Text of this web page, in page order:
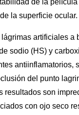
de la
la superficie ocular.
lágrimas artificiales a
sodio (HS) y
antiinflamatorios,
del punto
resultados son
con ojo seco